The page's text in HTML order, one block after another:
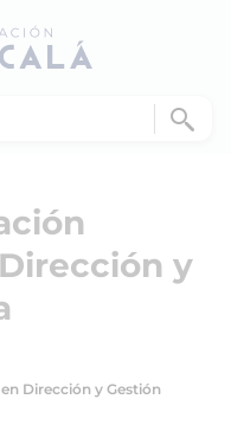
y
Dirección y Gestión